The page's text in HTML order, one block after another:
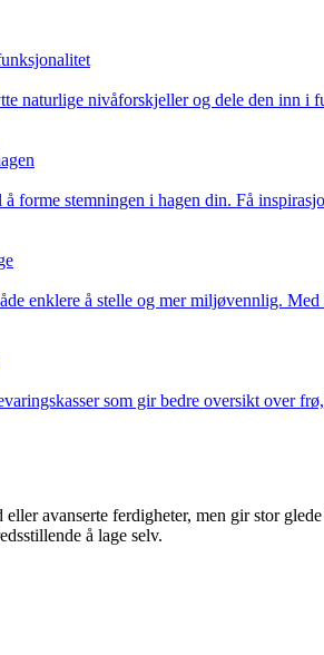
naturlige nivåforskjeller og dele den inn
stemningen i hagen din. Få
enklere å stelle og mer miljøvennlig.
som gir bedre oversikt over
avanserte ferdigheter, men gir stor
å lage selv.